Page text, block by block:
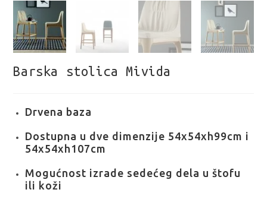
Barska stolica Mivida
Drvena baza
Dostupna u dve dimenzije 54x54xh99cm i
54x54xh107cm
Mogućnost izrade sedećeg dela u štofu
ili koži